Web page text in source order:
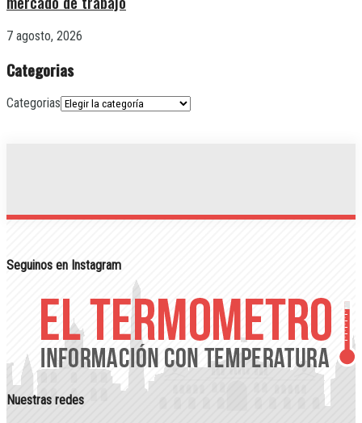
7 agosto, 2026
Categorias
Categorias
Seguinos en Instagram
Nuestras redes